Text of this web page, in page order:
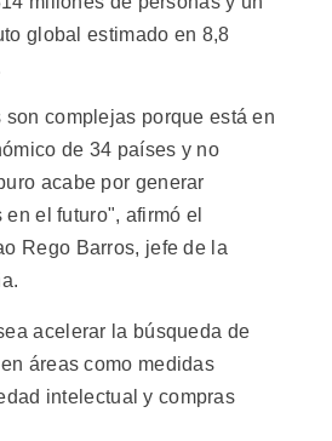
global estimado en 8,8
complejas porque está en
de 34 países y no
acabe por generar
el futuro", afirmó el
Rego Barros, jefe de la
acelerar la búsqueda de
áreas como medidas
intelectual y compras